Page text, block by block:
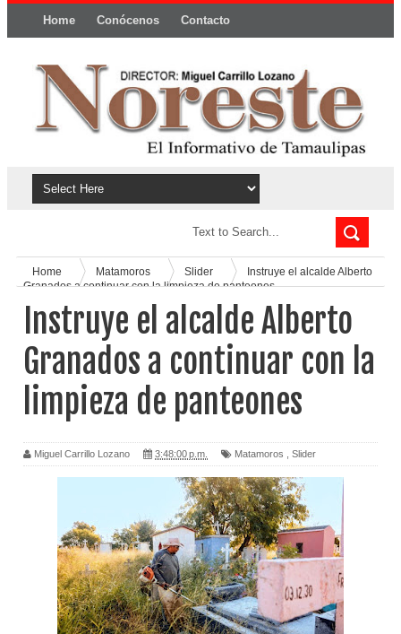
Home Conócenos Contacto
Home Matamoros Slider
Instruye el alcalde Alberto
Granados a continuar con la limpieza de panteones
Instruye el alcalde Alberto
Granados a continuar con la
limpieza de panteones
Miguel Carrillo Lozano 3:48:00 p.m. Matamoros Slider